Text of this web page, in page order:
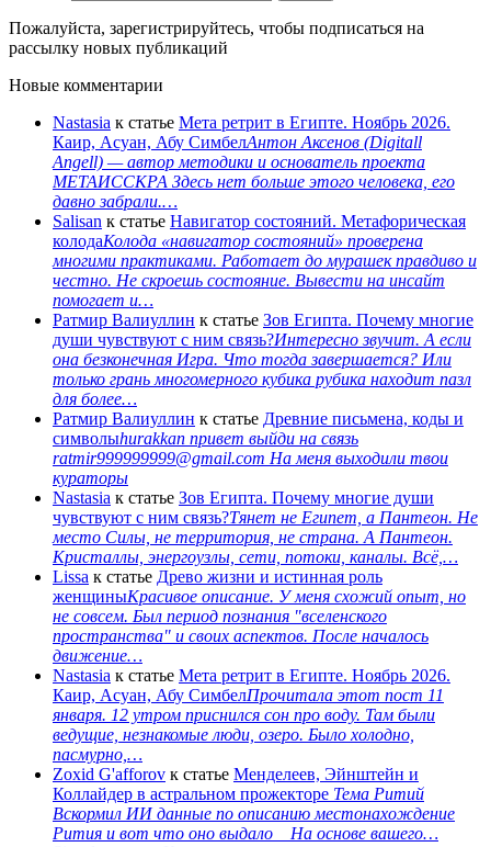
Пожалуйста, зарегистрируйтесь, чтобы подписаться на
рассылку новых публикаций
Новые комментарии
Nastasia к статье Мета ретрит в Египте. Ноябрь 2026.
Каир, Асуан, Абу СимбелАнтон Аксенов (Digitall
Angell) — автор методики и основатель проекта
МЕТАИССКРА Здесь нет больше этого человека, его
давно забрали.…
Salisan к статье Навигатор состояний. Метафорическая
колодаКолода «навигатор состояний» проверена
многими практиками. Работает до мурашек правдиво и
честно. Не скроешь состояние. Вывести на инсайт
помогает и…
Ратмир Валиуллин к статье Зов Египта. Почему многие
души чувствуют с ним связь?Интересно звучит. А если
она безконечная Игра. Что тогда завершается? Или
только грань многомерного кубика рубика находит пазл
для более…
Ратмир Валиуллин к статье Древние письмена, коды и
символыhurakkan привет выйди на связь
ratmir999999999@gmail.com На меня выходили твои
кураторы
Nastasia к статье Зов Египта. Почему многие души
чувствуют с ним связь?Тянет не Египет, а Пантеон. Не
место Силы, не территория, не страна. А Пантеон.
Кристаллы, энергоузлы, сети, потоки, каналы. Всё,…
Lissa к статье Древо жизни и истинная роль
женщиныКрасивое описание. У меня схожий опыт, но
не совсем. Был период познания "вселенского
пространства" и своих аспектов. После началось
движение…
Nastasia к статье Мета ретрит в Египте. Ноябрь 2026.
Каир, Асуан, Абу СимбелПрочитала этот пост 11
января. 12 утром приснился сон про воду. Там были
ведущие, незнакомые люди, озеро. Было холодно,
пасмурно,…
Zoxid G'afforov к статье Менделеев, Эйнштейн и
Коллайдер в астральном прожекторе Тема Ритий
Вскормил ИИ данные по описанию местонахождение
Рития и вот что оно выдало На основе вашего…